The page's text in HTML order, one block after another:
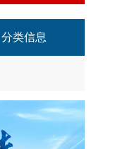
分类信息